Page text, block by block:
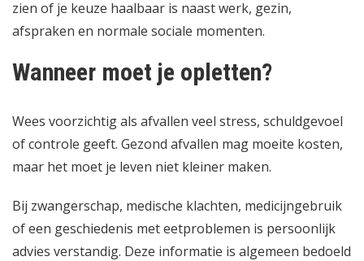
zien of je keuze haalbaar is naast werk, gezin,
afspraken en normale sociale momenten.
Wanneer moet je opletten?
Wees voorzichtig als afvallen veel stress, schuldgevoel
of controle geeft. Gezond afvallen mag moeite kosten,
maar het moet je leven niet kleiner maken.
Bij zwangerschap, medische klachten, medicijngebruik
of een geschiedenis met eetproblemen is persoonlijk
advies verstandig. Deze informatie is algemeen bedoeld